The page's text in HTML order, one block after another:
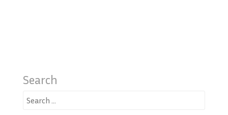
Search
Search